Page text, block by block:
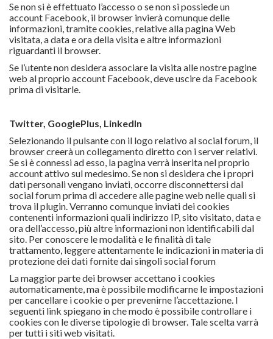
Se non si è effettuato l’accesso o se non si possiede un
account Facebook, il browser invierà comunque delle
informazioni, tramite cookies, relative alla pagina Web
visitata, a data e ora della visita e altre informazioni
riguardanti il browser.
Se l’utente non desidera associare la visita alle nostre pagine
web al proprio account Facebook, deve uscire da Facebook
prima di visitarle.
Twitter, GooglePlus, LinkedIn
Selezionando il pulsante con il logo relativo al social forum, il
browser creerà un collegamento diretto con i server relativi.
Se si è connessi ad esso, la pagina verrà inserita nel proprio
account attivo sul medesimo. Se non si desidera che i propri
dati personali vengano inviati, occorre disconnettersi dal
social forum prima di accedere alle pagine web nelle quali si
trova il plugin. Verranno comunque inviati dei cookies
contenenti informazioni quali indirizzo IP, sito visitato, data e
ora dell’accesso, più altre informazioni non identificabili dal
sito. Per conoscere le modalità e le finalità di tale
trattamento, leggere attentamente le indicazioni in materia di
protezione dei dati fornite dai singoli social forum
La maggior parte dei browser accettano i cookies
automaticamente, ma è possibile modificarne le impostazioni
per cancellare i cookie o per prevenirne l’accettazione. I
seguenti link spiegano in che modo è possibile controllare i
cookies con le diverse tipologie di browser. Tale scelta varrà
per tutti i siti web visitati.